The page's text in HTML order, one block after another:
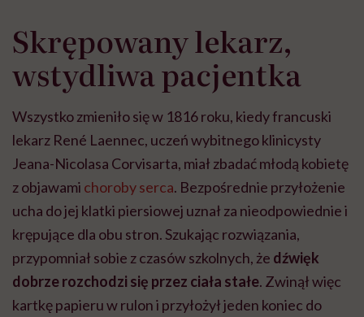
krępujące dla obu stron. Szukając rozwiązania,
przypomniał sobie z czasów szkolnych, żedźwięk
dobrze rozchodzi się przez ciała stałe. Zwinął więc
klatki piersiowej pacjentki, a drugi do swojego ucha.
Ku jego zaskoczeniu dźwięki serca były wyraźniejsze
niż wcześniej.
To proste doświadczenie stało się punktem wyjścia do
stworzenia nowego narzędzia. Po kilku latach
eksperymentów z materiałami i kształtem Laennec
skonstruował pierwszy stetoskop. Był todrewniany
cylinder o długości około 25 centymetrów i